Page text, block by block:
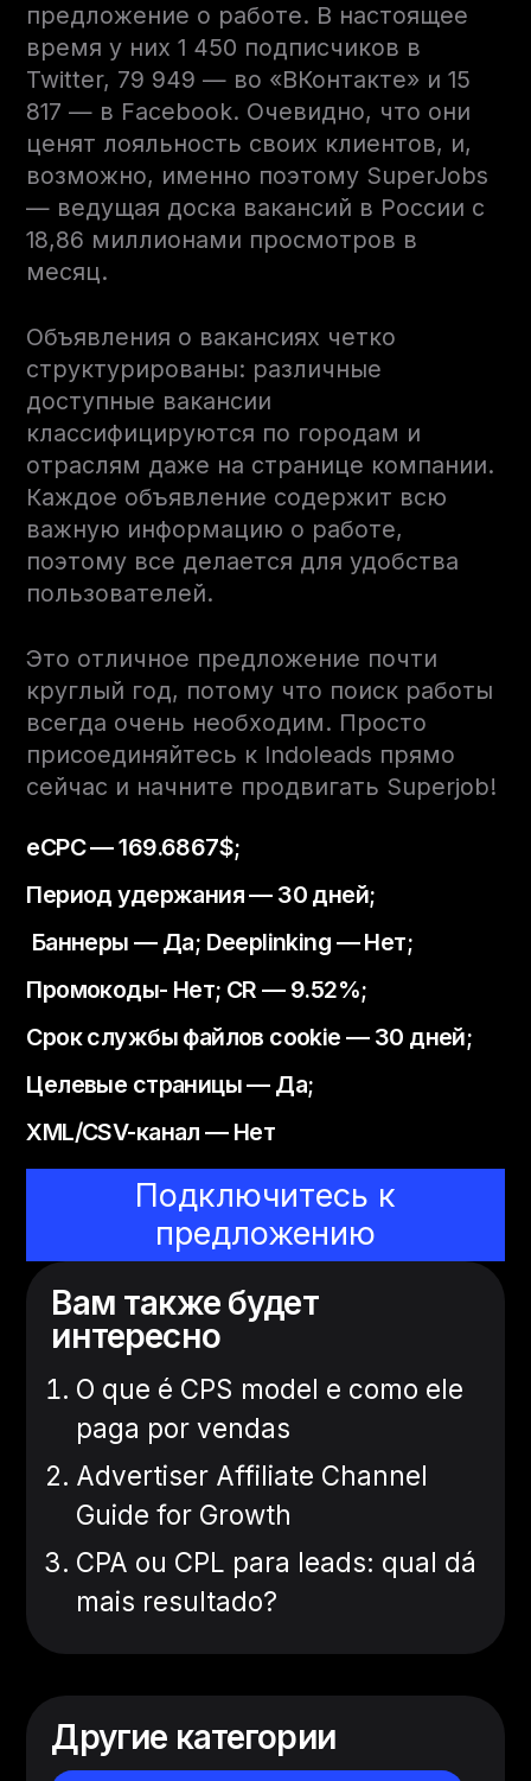
предложение о работе. В настоящее
время у них 1 450 подписчиков в
Twitter, 79 949 — во «ВКонтакте» и 15
817 — в Facebook. Очевидно, что они
ценят лояльность своих клиентов, и,
возможно, именно поэтому SuperJobs
— ведущая доска вакансий в России с
18,86 миллионами просмотров в
месяц.
Объявления о вакансиях четко
структурированы: различные
доступные вакансии
классифицируются по городам и
отраслям даже на странице компании.
Каждое объявление содержит всю
важную информацию о работе,
поэтому все делается для удобства
пользователей.
Это отличное предложение почти
круглый год, потому что поиск работы
всегда очень необходим. Просто
присоединяйтесь к Indoleads прямо
сейчас и начните продвигать Superjob!
eCPC — 169.6867$;
Период удержания — 30 дней;
Баннеры — Да; Deeplinking — Нет;
Промокоды- Нет; CR — 9.52%;
Срок службы файлов cookie — 30 дней;
Целевые страницы — Да;
XML/CSV-канал — Нет
Подключитесь к
предложению
Вам также будет
интересно
O que é CPS model e como ele
paga por vendas
Advertiser Affiliate Channel
Guide for Growth
CPA ou CPL para leads: qual dá
mais resultado?
Другие категории